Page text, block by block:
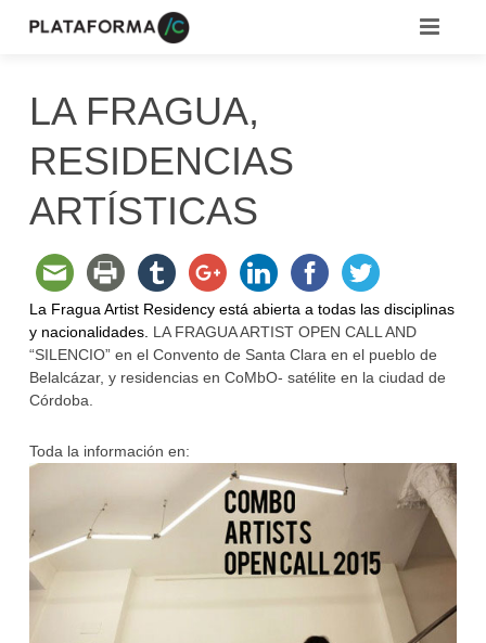
CONVOCATORIAS
BLOG
LA FRAGUA,
RESIDENCIAS
ARTÍSTICAS
La Fragua Artist Residency está abierta a todas las disciplinas
y nacionalidades. LA FRAGUA ARTIST OPEN CALL AND
“SILENCIO” en el Convento de Santa Clara en el pueblo de
Belalcázar, y residencias en CoMbO- satélite en la ciudad de
Córdoba.
Toda la información en: